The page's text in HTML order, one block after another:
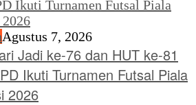
Agustus 7, 2026
Jadi ke-76 dan HUT ke-81
Ikuti Turnamen Futsal Piala
2026